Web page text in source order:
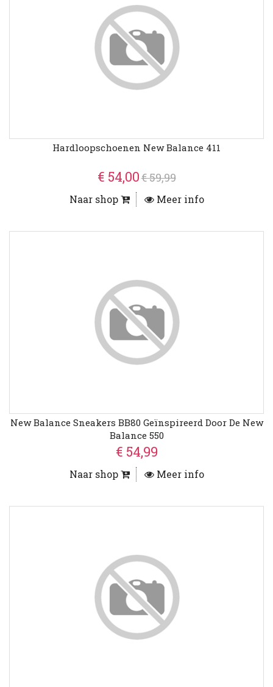
Hardloopschoenen New Balance 411
€ 54,00€ 59,99
Naar shop Meer info
New Balance Sneakers BB80 Geïnspireerd Door De New
Balance 550
€ 54,99
Naar shop Meer info